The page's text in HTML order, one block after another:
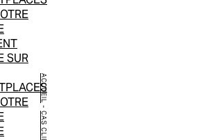
SUR
ACCUEIL
-